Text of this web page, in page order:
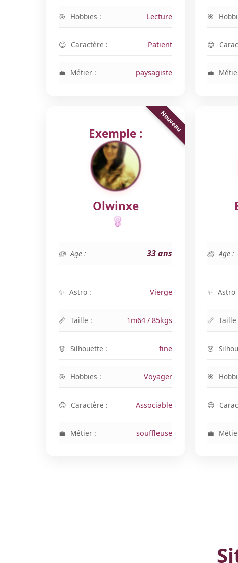
Hobbies : Lecture
Caractère : Patient
Métier : paysagiste
Exemple :
Olwinxe
Age : 33 ans
Astro : Vierge
Taille : 1m64 / 85kgs
Silhouette : fine
Hobbies : Voyager
Caractère : Associable
Métier : souffleuse
Age :
Astro
Taille